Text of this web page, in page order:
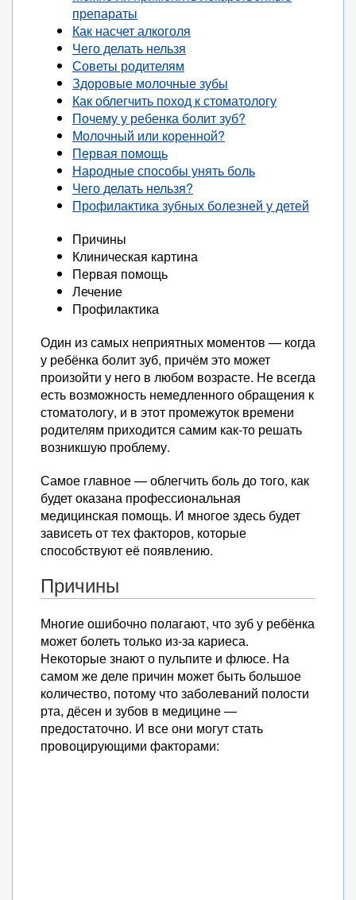
препараты
Как насчет алкоголя
Чего делать нельзя
Советы родителям
Здоровые молочные зубы
Как облегчить поход к стоматологу
Почему у ребенка болит зуб?
Молочный или коренной?
Первая помощь
Народные способы унять боль
Чего делать нельзя?
Профилактика зубных болезней у детей
Причины
Клиническая картина
Первая помощь
Лечение
Профилактика
Один из самых неприятных моментов — когда
у ребёнка болит зуб, причём это может
произойти у него в любом возрасте. Не всегда
есть возможность немедленного обращения к
стоматологу, и в этот промежуток времени
родителям приходится самим как-то решать
возникшую проблему.
Самое главное — облегчить боль до того, как
будет оказана профессиональная
медицинская помощь. И многое здесь будет
зависеть от тех факторов, которые
способствуют её появлению.
Причины
Многие ошибочно полагают, что зуб у ребёнка
может болеть только из-за кариеса.
Некоторые знают о пульпите и флюсе. На
самом же деле причин может быть большое
количество, потому что заболеваний полости
рта, дёсен и зубов в медицине —
предостаточно. И все они могут стать
провоцирующими факторами: